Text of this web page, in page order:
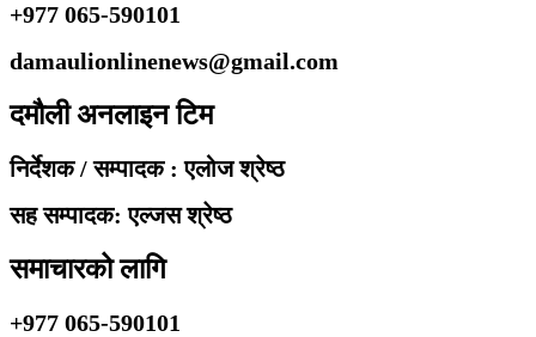
+977 065-590101
damaulionlinenews@gmail.com
दमौली अनलाइन टिम
निर्देशक / सम्पादक : एलोज श्रेष्ठ
सह सम्पादक: एल्जस श्रेष्ठ
समाचारको लागि
+977 065-590101